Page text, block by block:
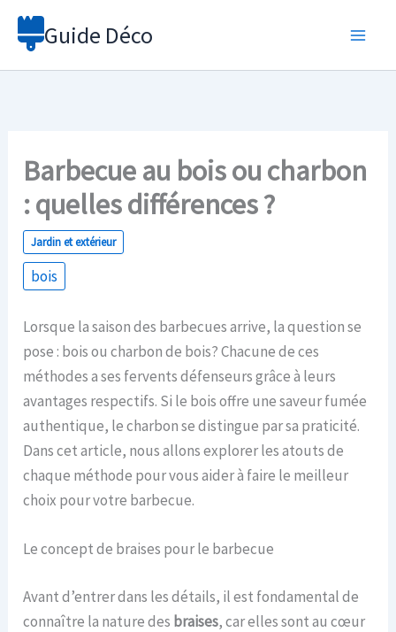
Aller
Guide Déco
Barbecue au bois ou charbon
: quelles différences ?
Jardin et extérieur
bois
Lorsque la saison des barbecues arrive, la question se
pose : bois ou charbon de bois? Chacune de ces
méthodes a ses fervents défenseurs grâce à leurs
avantages respectifs. Si le bois offre une saveur fumée
authentique, le charbon se distingue par sa praticité.
Dans cet article, nous allons explorer les atouts de
chaque méthode pour vous aider à faire le meilleur
choix pour votre barbecue.
Le concept de braises pour le barbecue
Avant d’entrer dans les détails, il est fondamental de
connaître la nature des braises, car elles sont au cœur